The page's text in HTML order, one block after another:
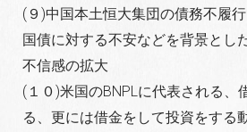
(９)中国本土恒大集団の債務不履
国債に対する不安などを背景とし
不信感の拡大
(１０)米国のBNPLに代表される、
る、更には借金をして投資をする